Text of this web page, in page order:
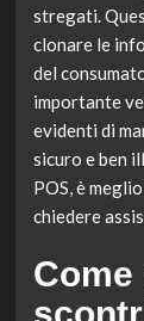
stregati.
clonare le
del
importante
evidenti di
sicuro e ben
POS, è
chiedere